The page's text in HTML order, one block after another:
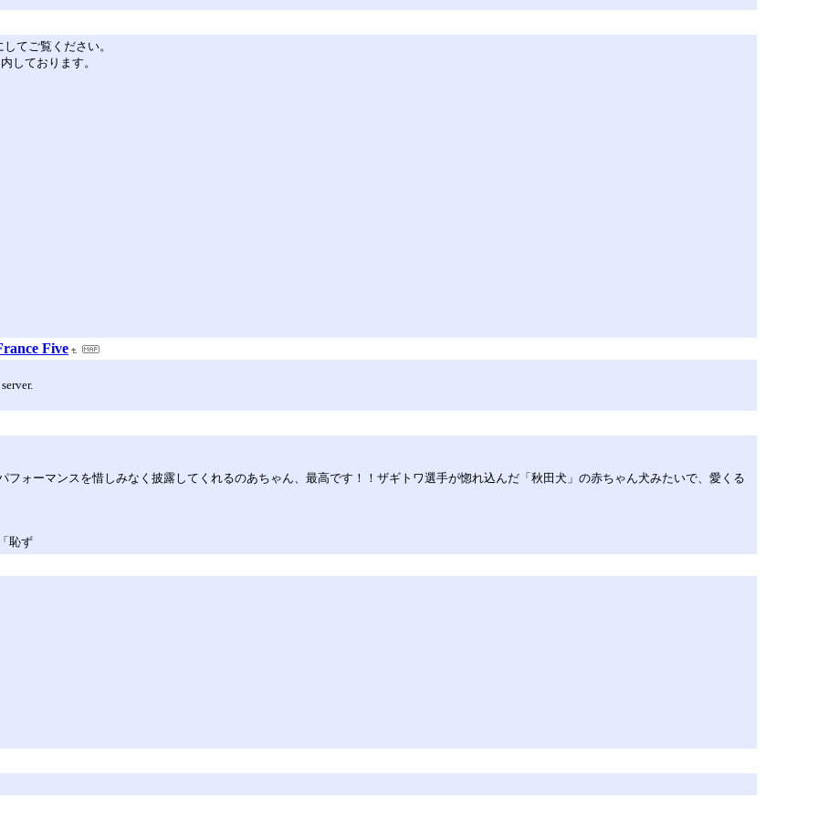
てご覧ください。
しております。
Five
ォーマンスを惜しみなく披露してくれるのあちゃん、最高です！！ザギトワ選手が惚れ込んだ「秋田犬」の赤ちゃん犬みたいで、愛くる
恥ず